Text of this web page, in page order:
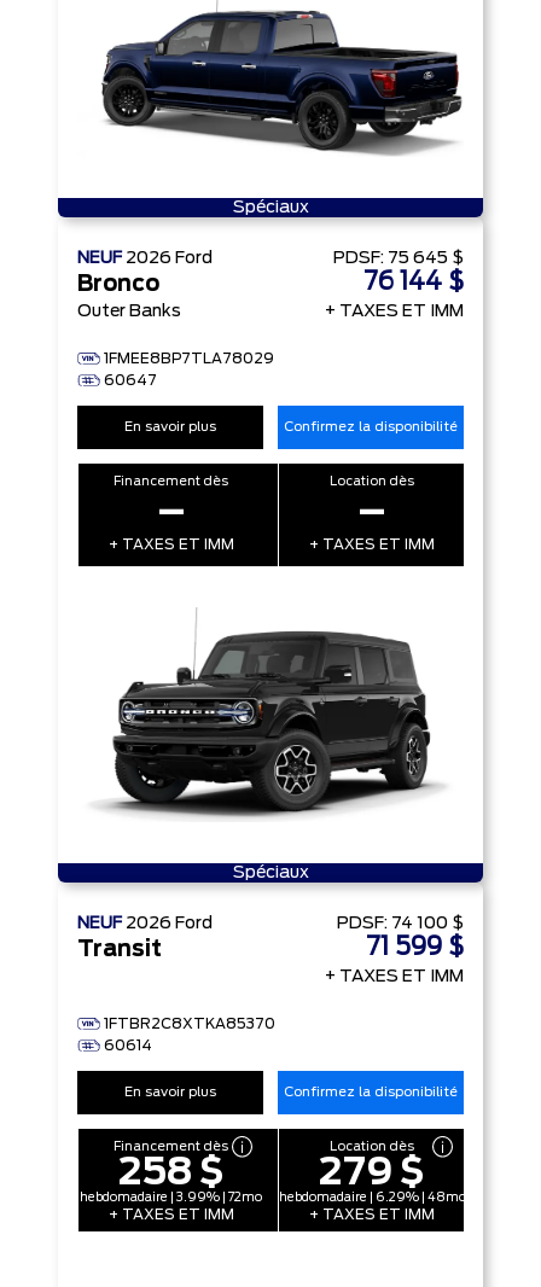
Spéciaux
NEUF 2026 Ford
Bronco
Outer Banks
1FMEE8BP7TLA78029
60647
PDSF: 75 645 $
76 144 $
+ TAXES ET IMM
En savoir plus Confirmez la disponibilité
Financement dès
–
+ TAXES ET IMM
Location dès
–
+ TAXES ET IMM
Spéciaux
NEUF 2026 Ford
Transit
1FTBR2C8XTKA85370
60614
PDSF: 74 100 $
71 599 $
+ TAXES ET IMM
En savoir plus Confirmez la disponibilité
Financement dès
258 $
hebdomadaire | 3.99% | 72mo
+ TAXES ET IMM
Location dès
279 $
hebdomadaire | 6.29% | 48mo
+ TAXES ET IMM